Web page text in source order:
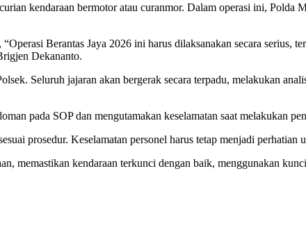
kendaraan bermotor atau curanmor. Dalam operasi ini, Polda
Berantas Jaya 2026 ini harus dilaksanakan secara serius,
Dekananto.
Seluruh jajaran akan bergerak secara terpadu, melakukan
pada SOP dan mengutamakan keselamatan saat melakukan
prosedur. Keselamatan personel harus tetap menjadi perhatian
memastikan kendaraan terkunci dengan baik, menggunakan